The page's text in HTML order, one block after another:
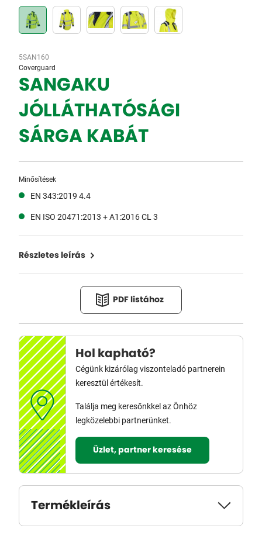
5SAN160
Coverguard
SANGAKU
JÓLLÁTHATÓSÁGI
SÁRGA KABÁT
Minősítések
EN 343:2019 4.4
EN ISO 20471:2013 + A1:2016 CL 3
Részletes leírás
PDF listához
Hol kapható?
Cégünk kizárólag viszonteladó partnerein
keresztül értékesít.
Találja meg keresőnkkel az Önhöz
legközelebbi partnerünket.
Üzlet, partner keresése
Termékleírás